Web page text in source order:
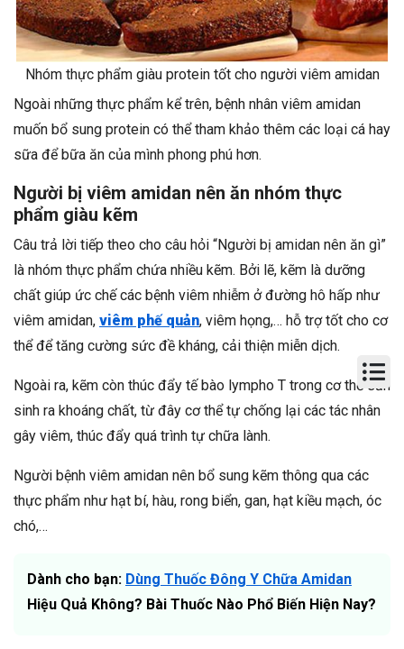
Nhóm thực phẩm giàu protein tốt cho người viêm amidan
Ngoài những thực phẩm kể trên, bệnh nhân viêm amidan
muốn bổ sung protein có thể tham khảo thêm các loại cá hay
sữa để bữa ăn của mình phong phú hơn.
Người bị viêm amidan nên ăn nhóm thực
phẩm giàu kẽm
Câu trả lời tiếp theo cho câu hỏi “Người bị amidan nên ăn gì”
là nhóm thực phẩm chứa nhiều kẽm. Bởi lẽ, kẽm là dưỡng
chất giúp ức chế các bệnh viêm nhiễm ở đường hô hấp như
viêm amidan, viêm phế quản, viêm họng,… hỗ trợ tốt cho cơ
thể để tăng cường sức đề kháng, cải thiện miễn dịch.
Ngoài ra, kẽm còn thúc đẩy tế bào lympho T trong cơ thể sản
sinh ra khoáng chất, từ đây cơ thể tự chống lại các tác nhân
gây viêm, thúc đẩy quá trình tự chữa lành.
Người bệnh viêm amidan nên bổ sung kẽm thông qua các
thực phẩm như hạt bí, hàu, rong biển, gan, hạt kiều mạch, óc
chó,…
Dành cho bạn: Dùng Thuốc Đông Y Chữa Amidan
Hiệu Quả Không? Bài Thuốc Nào Phổ Biến Hiện Nay?